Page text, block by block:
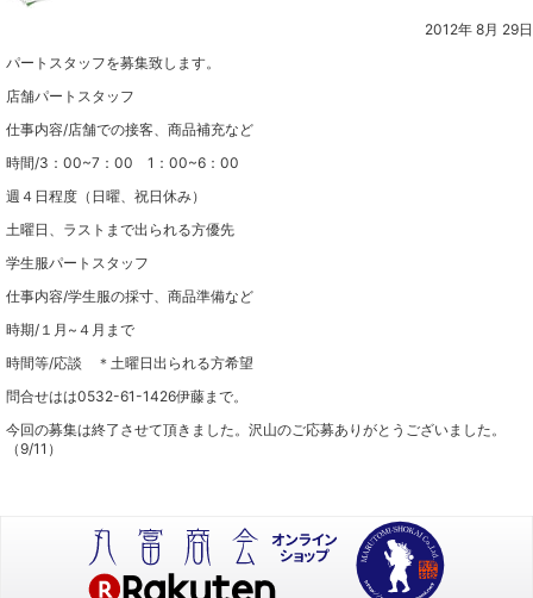
2012年 8月 29日
パートスタッフを募集致します。
店舗パートスタッフ
仕事内容/店舗での接客、商品補充など
時間/3：00~7：00 1：00~6：00
週４日程度（日曜、祝日休み）
土曜日、ラストまで出られる方優先
学生服パートスタッフ
仕事内容/学生服の採寸、商品準備など
時期/１月~４月まで
時間等/応談 ＊土曜日出られる方希望
問合せはは0532-61-1426伊藤まで。
今回の募集は終了させて頂きました。沢山のご応募ありがとうございました。
（9/11）